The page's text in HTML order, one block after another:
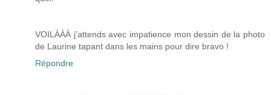
VOILÀÀÀ j'attends avec impatience mon dessin de la photo
de Laurine tapant dans les mains pour dire bravo !
Répondre